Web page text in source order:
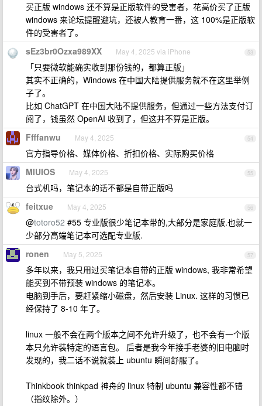
买正版 windows 还不算是正版软件的受害者，花高价买了正版
windows 来论坛提醒避坑，还被人教育一番，这 100%是正版软
件的受害者了。
53
sEz3br0Ozxa989XX May 4, 2025 via iPhone
「只要微软能确实收到那份钱的，都算正版」
其实不正确的，Windows 在中国大陆提供服务就不在这里举例
子了。
比如 ChatGPT 在中国大陆不提供服务，但通过一些方法支付订
阅了，钱虽然 OpenAI 收到了，但这并不算是正版。
54
Ffffanwu May 4, 2025
官方指导价格、媒体价格、折扣价格、实际购买价格
55
MIUIOS May 4, 2025
台式机吗，笔记本的话不都是自带正版吗
56
feitxue May 4, 2025
@totoro52 #55 专业版很少笔记本带的,大部分是家庭版.也就一
少部分高端笔记本可选配专业版.
57
ronen May 5, 2025
多年以来，我只用过买笔记本自带的正版 windows, 我非常希望
能买到不带预装 windows 的笔记本。
电脑到手后，要赶紧缩小磁盘，然后安装 Linux. 这样的习惯已
经保持了 8-10 年了。
linux 一般不会在两个版本之间不允许升级了，也不会有一个版
本只允许装特定的语言包。 后者是我今年接手老婆的旧电脑时
发现的，我二话不说就装上 ubuntu 瞬间舒服了。
Thinkbook thinkpad 神舟的 linux 特制 ubuntu 兼容性都不错
（指纹除外。）